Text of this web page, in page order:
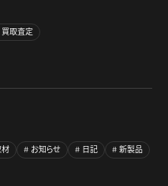
買取査定
材 お知らせ 日記 新製品